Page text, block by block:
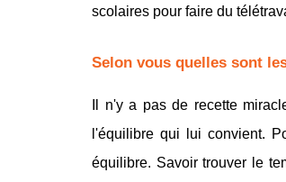
scolaires pour faire du
Selon vous quelles sont
Il n'y a pas de recette
l'équilibre qui lui convient.
équilibre. Savoir trouver le